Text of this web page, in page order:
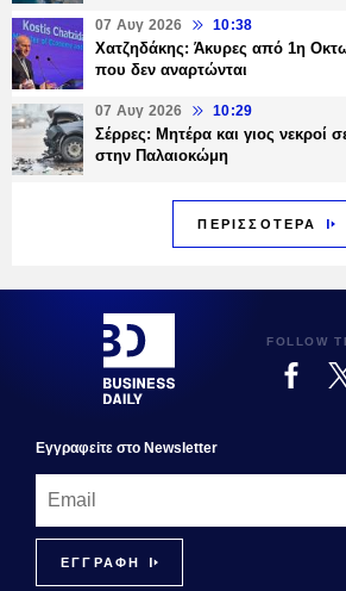
07 Αυγ 2026 10:38
Χατζηδάκης: Άκυρες από 1η
που δεν αναρτώνται
07 Αυγ 2026 10:29
Σέρρες: Μητέρα και γιος νεκροί
στην Παλαιοκώμη
ΠΕΡΙΣΣΟΤΕΡΑ
FOLLOW
Εγγραφεiτε στο Newsletter